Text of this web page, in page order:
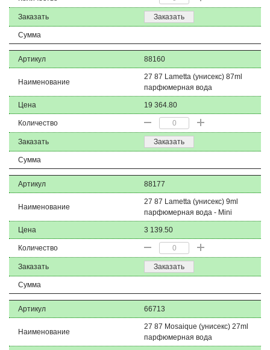
Заказать Заказать
Сумма
Артикул 88160
Наименование
27 87 Lametta (унисекс) 87ml
парфюмерная вода
Цена 19 364.80
Количество
Заказать Заказать
Сумма
Артикул 88177
Наименование
27 87 Lametta (унисекс) 9ml
парфюмерная вода - Mini
Цена 3 139.50
Количество
Заказать Заказать
Сумма
Артикул 66713
Наименование
27 87 Mosaique (унисекс) 27ml
парфюмерная вода